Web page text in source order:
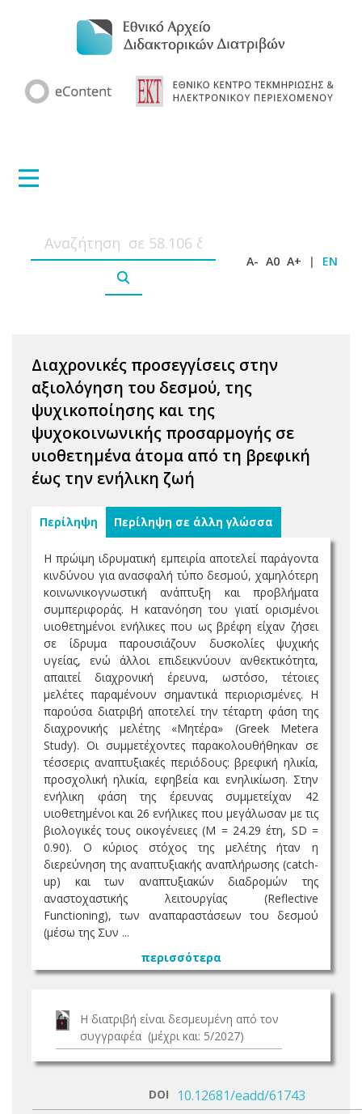
A- A0 A+ | EN
Διαχρονικές προσεγγίσεις στην
αξιολόγηση του δεσμού, της
ψυχικοποίησης και της
ψυχοκοινωνικής προσαρμογής σε
υιοθετημένα άτομα από τη βρεφική
έως την ενήλικη ζωή
Περίληψη Περίληψη σε άλλη γλώσσα
Η πρώιμη ιδρυματική εμπειρία αποτελεί παράγοντα
κινδύνου για ανασφαλή τύπο δεσμού, χαμηλότερη
κοινωνικογνωστική ανάπτυξη και προβλήματα
συμπεριφοράς. Η κατανόηση του γιατί ορισμένοι
υιοθετημένοι ενήλικες που ως βρέφη είχαν ζήσει
σε ίδρυμα παρουσιάζουν δυσκολίες ψυχικής
υγείας, ενώ άλλοι επιδεικνύουν ανθεκτικότητα,
απαιτεί διαχρονική έρευνα, ωστόσο, τέτοιες
μελέτες παραμένουν σημαντικά περιορισμένες. Η
παρούσα διατριβή αποτελεί την τέταρτη φάση της
διαχρονικής μελέτης «Μητέρα» (Greek Metera
Study). Οι συμμετέχοντες παρακολουθήθηκαν σε
τέσσερις αναπτυξιακές περιόδους: βρεφική ηλικία,
προσχολική ηλικία, εφηβεία και ενηλικίωση. Στην
ενήλικη φάση της έρευνας συμμετείχαν 42
υιοθετημένοι και 26 ενήλικες που μεγάλωσαν με τις
βιολογικές τους οικογένειες (Μ = 24.29 έτη, SD =
0.90). Ο κύριος στόχος της μελέτης ήταν η
διερεύνηση της αναπτυξιακής αναπλήρωσης (catch-
up) και των αναπτυξιακών διαδρομών της
αναστοχαστικής λειτουργίας (Reflective
Functioning), των αναπαραστάσεων του δεσμού
(μέσω της Συν ...
περισσότερα
Η διατριβή είναι δεσμευμένη από τον
συγγραφέα (μέχρι και: 5/2027)
DOI 10.12681/eadd/61743